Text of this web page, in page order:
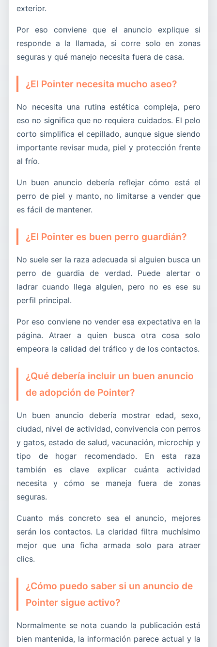
exterior.
Por eso conviene que el anuncio explique si
responde a la llamada, si corre solo en zonas
seguras y qué manejo necesita fuera de casa.
¿El Pointer necesita mucho aseo?
No necesita una rutina estética compleja, pero
eso no significa que no requiera cuidados. El pelo
corto simplifica el cepillado, aunque sigue siendo
importante revisar muda, piel y protección frente
al frío.
Un buen anuncio debería reflejar cómo está el
perro de piel y manto, no limitarse a vender que
es fácil de mantener.
¿El Pointer es buen perro guardián?
No suele ser la raza adecuada si alguien busca un
perro de guardia de verdad. Puede alertar o
ladrar cuando llega alguien, pero no es ese su
perfil principal.
Por eso conviene no vender esa expectativa en la
página. Atraer a quien busca otra cosa solo
empeora la calidad del tráfico y de los contactos.
¿Qué debería incluir un buen anuncio
de adopción de Pointer?
Un buen anuncio debería mostrar edad, sexo,
ciudad, nivel de actividad, convivencia con perros
y gatos, estado de salud, vacunación, microchip y
tipo de hogar recomendado. En esta raza
también es clave explicar cuánta actividad
necesita y cómo se maneja fuera de zonas
seguras.
Cuanto más concreto sea el anuncio, mejores
serán los contactos. La claridad filtra muchísimo
mejor que una ficha armada solo para atraer
clics.
¿Cómo puedo saber si un anuncio de
Pointer sigue activo?
Normalmente se nota cuando la publicación está
bien mantenida, la información parece actual y la